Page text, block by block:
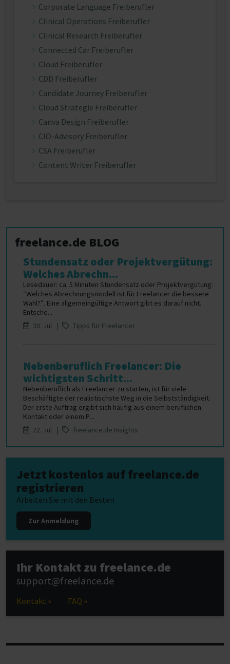
Corporate Language Freiberufler
Clinical Operations Freiberufler
Clinical Research Freiberufler
Connected Car Freiberufler
Cloud Freiberufler
CDD Freiberufler
Candidate Journey Freiberufler
Cloud Strategie Freiberufler
Canva Design Freiberufler
CIO-Advisory Freiberufler
CSA Freiberufler
Content Writer Freiberufler
freelance.de BLOG
Stundensatz oder Projektvergütung:
Welches Abrechn...
Lesedauer: ca. 5 Minuten Stundensatz oder Projektvergütung:
“Welches Abrechnungsmodell ist für Freelancer die bessere
Wahl?”. Eine allgemeingültige Antwort gibt es darauf nicht.
Entsche...
30. Jul |
Tipps für Freelancer
Nebenberuflich Freelancer: Die
wichtigsten Schritt...
Nebenberuflich als Freelancer zu starten, ist für viele
Beschäftigte der realistischste Weg in die Selbstständigkeit.
Der erste Auftrag ergibt sich häufig aus einem beruflichen
Kontakt oder einem P...
22. Jul |
freelance.de Insights
Jetzt kostenlos auf freelance.de
registrieren
Arbeiten Sie mit den Besten
Zur Anmeldung
Ihr Kontakt zu freelance.de
support@freelance.de
Kontakt » FAQ »